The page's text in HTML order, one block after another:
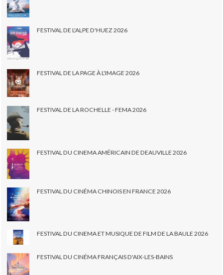
FESTIVAL DE L'ALPE D'HUEZ 2026
FESTIVAL DE LA PAGE À L'IMAGE 2026
FESTIVAL DE LA ROCHELLE - FEMA 2026
FESTIVAL DU CINEMA AMÉRICAIN DE DEAUVILLE 2026
FESTIVAL DU CINÉMA CHINOIS EN FRANCE 2026
FESTIVAL DU CINEMA ET MUSIQUE DE FILM DE LA BAULE 2026
FESTIVAL DU CINÉMA FRANÇAIS D'AIX-LES-BAINS